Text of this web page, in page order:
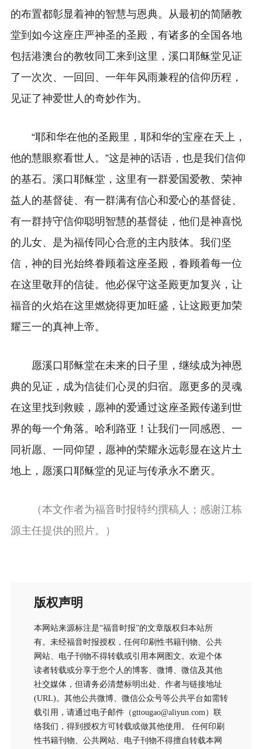
的布置都彰显着神的智慧与恩典。从最初的简陋教
堂到如今这座庄严神圣的圣殿，有诸多的全国各地
包括港澳台的教牧同工来到这里，溪口耶稣堂见证
了一次次、一回回、一年年风雨兼程的信仰历程，
见证了神爱世人的奇妙作为。
“耶和华在他的圣殿里，耶和华的宝座在天上，
他的慧眼察看世人。”这是神的话语，也是我们信仰
的基石。溪口耶稣堂，这里有一群爱国爱教、荣神
益人的基督徒、有一群满有信心和爱心的基督徒、
有一群持守信仰聪明智慧的基督徒，他们是神喜悦
的儿女、是为福传同心合意的主内肢体。我们坚
信，神的目光始终眷顾着这座圣殿，眷顾着每一位
在这里敬拜的信徒。他必保守这圣殿更加复兴，让
福音的火焰在这里燃烧得更加旺盛，让这殿更加荣
耀三一的真神上帝。
愿溪口耶稣堂在未来的日子里，继续成为神恩
典的见证，成为信徒们心灵的归宿。愿更多的灵魂
在这里找到救赎，愿神的爱通过这座圣殿传递到世
界的每一个角落。哈利路亚！让我们一同感恩、一
同祈愿、一同仰望，愿神的荣耀永远彰显在这片土
地上，愿溪口耶稣堂的见证与传承永不磨灭。
（本文作者为福音时报特约撰稿人；感谢江栋
源主任提供的照片。）
版权声明
本网站来源标注是“福音时报”的文章版权归本站所
有。未经福音时报授权，任何印刷性书籍刊物、公共
网站、电子刊物不得转载或引用本网图文。欢迎个体
读者转载或分享于您个人的博客、微博、微信及其他
社交媒体，但请务必清楚标明出处、作者与链接地址
(URL)。其他公共微博、微信公众号等公共平台如需转
载引用，请通过电子邮件（gttougao@aliyun.com）联
络我们，得到授权方可转载或做其他使用。 任何印刷
性书籍刊物、公共网站、电子刊物不得擅自转载本网